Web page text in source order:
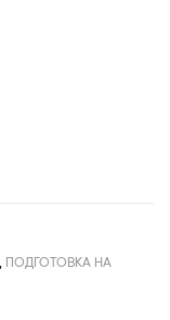
ПОДГОТОВКА НА